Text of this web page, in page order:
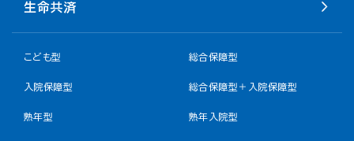
生命共済
こども型 総合保障型
入院保障型 総合保障型＋入院保障型
熟年型 熟年入院型